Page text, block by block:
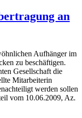
an
Aufhänger im
zu beschäftigen.
Gesellschaft die
Mitarbeiterin
werden sollen
vom 10.06.2009, Az.